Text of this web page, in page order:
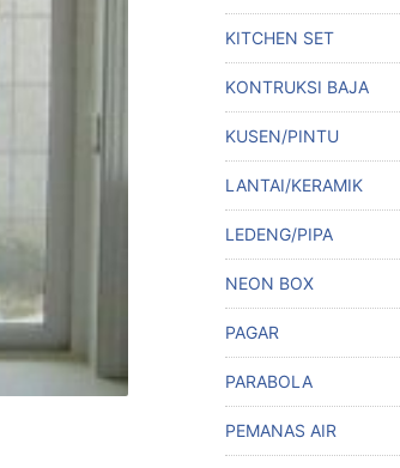
KITCHEN SET
KONTRUKSI BAJA
KUSEN/PINTU
LANTAI/KERAMIK
LEDENG/PIPA
NEON BOX
PAGAR
PARABOLA
PEMANAS AIR